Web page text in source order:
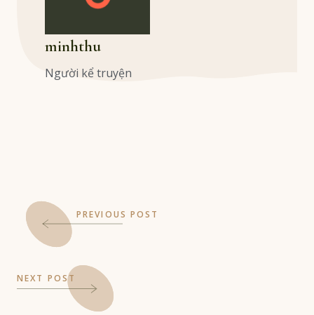
minhthu
Người kể truyện
PREVIOUS POST
NEXT POST